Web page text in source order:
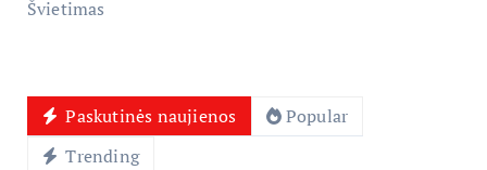
Švietimas
Paskutinės naujienos
Popular
Trending